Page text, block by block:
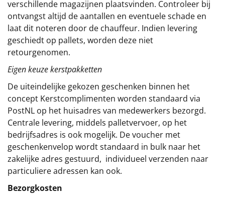
verschillende magazijnen plaatsvinden. Controleer bij
ontvangst altijd de aantallen en eventuele schade en
laat dit noteren door de chauffeur. Indien levering
geschiedt op pallets, worden deze niet
retourgenomen.
Eigen keuze kerstpakketten
De uiteindelijke gekozen geschenken binnen het
concept Kerstcomplimenten worden standaard via
PostNL op het huisadres van medewerkers bezorgd.
Centrale levering, middels palletvervoer, op het
bedrijfsadres is ook mogelijk. De voucher met
geschenkenvelop wordt standaard in bulk naar het
zakelijke adres gestuurd, individueel verzenden naar
particuliere adressen kan ook.
Bezorgkosten